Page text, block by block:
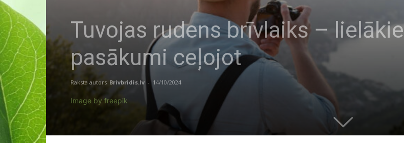
Tuvojas rudens brīvlaiks –
pasākumi ceļojot
Raksta autors Brivbridis.lv - 14/10/2024
Image by freepik